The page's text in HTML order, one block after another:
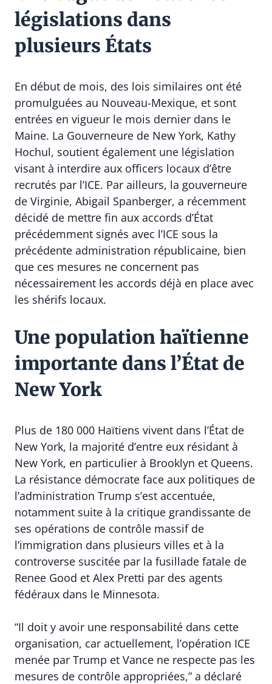
législations dans
plusieurs États
En début de mois, des lois similaires ont été
promulguées au Nouveau-Mexique, et sont
entrées en vigueur le mois dernier dans le
Maine. La Gouverneure de New York, Kathy
Hochul, soutient également une législation
visant à interdire aux officers locaux d’être
recrutés par l’ICE. Par ailleurs, la gouverneure
de Virginie, Abigail Spanberger, a récemment
décidé de mettre fin aux accords d’État
précédemment signés avec l’ICE sous la
précédente administration républicaine, bien
que ces mesures ne concernent pas
nécessairement les accords déjà en place avec
les shérifs locaux.
Une population haïtienne
importante dans l’État de
New York
Plus de 180 000 Haïtiens vivent dans l’État de
New York, la majorité d’entre eux résidant à
New York, en particulier à Brooklyn et Queens.
La résistance démocrate face aux politiques de
l’administration Trump s’est accentuée,
notamment suite à la critique grandissante de
ses opérations de contrôle massif de
l’immigration dans plusieurs villes et à la
controverse suscitée par la fusillade fatale de
Renee Good et Alex Pretti par des agents
fédéraux dans le Minnesota.
“Il doit y avoir une responsabilité dans cette
organisation, car actuellement, l’opération ICE
menée par Trump et Vance ne respecte pas les
mesures de contrôle appropriées,” a déclaré